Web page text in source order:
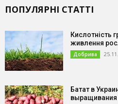
ПОПУЛЯРНІ СТАТТІ
Кислотність
живлення
Добрива
Батат в
выращивания